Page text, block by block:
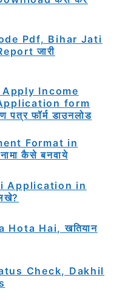
Pdf, Bihar Jati
जारी
Income
form
पत्र फॉर्म डाउनलोड
Format in
कैसे बनवाये
Application in
Hota Hai, खतियान
Check, Dakhil